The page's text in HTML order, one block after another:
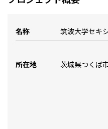
名称 筑波大学セキ
所在地 茨城県つくば